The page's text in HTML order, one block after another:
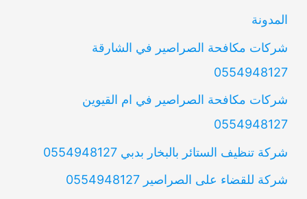
المدونة
شركات مكافحة الصراصير في الشارقة
0554948127
شركات مكافحة الصراصير في ام القيوين
0554948127
شركة تنظيف الستائر بالبخار بدبي 0554948127
شركة للقضاء على الصراصير 0554948127